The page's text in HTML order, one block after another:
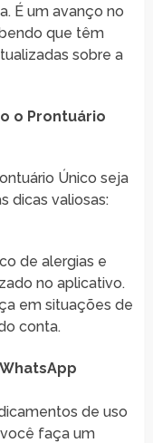
É um avanço no
que têm
sobre a
o Prontuário
Único seja
dicas valiosas:
de alergias e
no aplicativo.
em situações de
conta.
de uso
faça um